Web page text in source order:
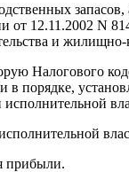
от 12.11.2002 N
и
Налогового
порядке,
прибыли.